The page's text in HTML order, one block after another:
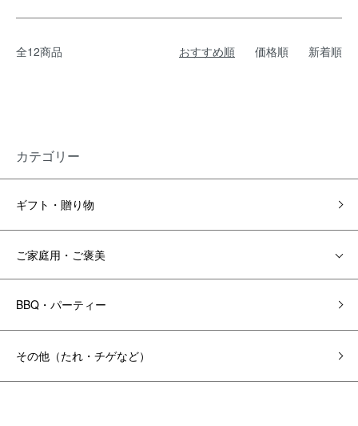
全12商品 おすすめ順 価格順 新着順
カテゴリー
ギフト・贈り物
ご家庭用・ご褒美
BBQ・パーティー
その他（たれ・チゲなど）